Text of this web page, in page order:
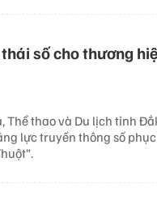
số cho thương
Thể thao và Du lịch tỉnh
lực truyền thông số